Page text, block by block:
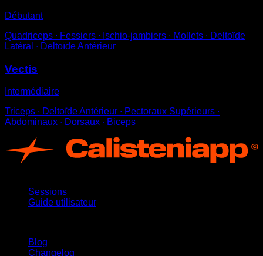
Débutant
Quadriceps ∙ Fessiers ∙ Ischio-jambiers ∙ Mollets ∙ Deltoïde
Latéral ∙ Deltoïde Antérieur
Vectis
Intermédiaire
Triceps ∙ Deltoïde Antérieur ∙ Pectoraux Supérieurs ∙
Abdominaux ∙ Dorsaux ∙ Biceps
Sessions
Guide utilisateur
Blog
Changelog